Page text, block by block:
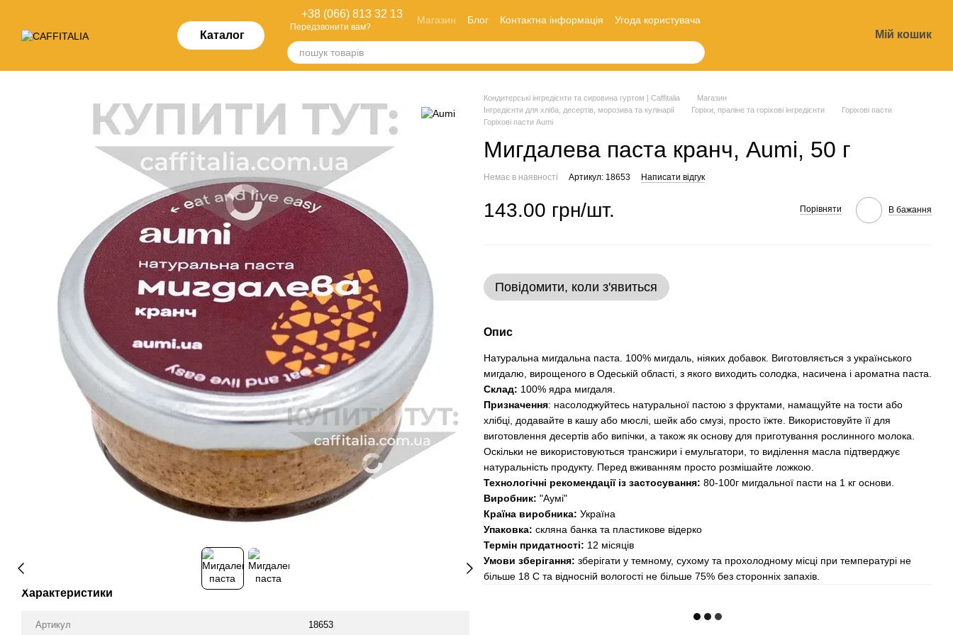
Каталог
+38 (066) 813 32 13
Передзвонити вам?
Магазин Блог Контактна інформація
Угода користувача
Мій кошик
Характеристики
Артикул 18653
Кондитерські інгредієнти та сировина гуртом | Caffitalia
Магазин
Інгредієнти для хліба, десертів, морозива та кулінарії
Горіхи, праліне та горіхові інгредієнти
Горіхові пасти
Горіхові пасти Aumi
Мигдалева паста кранч, Aumi, 50 г
Немає в наявності Артикул: 18653 Написати відгук
143.00 грн/шт. Порівняти В бажання
Повідомити, коли з'явиться
Опис
Натуральна мигдальна паста. 100% мигдаль, ніяких добавок. Виготовляється з українського
мигдалю, вирощеного в Одеській області, з якого виходить солодка, насичена і ароматна паста.
Склад: 100% ядра мигдаля.
Призначення: насолоджуйтесь натуральної пастою з фруктами, намащуйте на тости або
хлібці, додавайте в кашу або мюслі, шейк або смузі, просто їжте. Використовуйте її для
виготовлення десертів або випічки, а також як основу для приготування рослинного молока.
Оскільки не використовуються трансжири і емульгатори, то виділення масла підтверджує
натуральність продукту. Перед вживанням просто розмішайте ложкою.
Технологічні рекомендації із застосування: 80-100г мигдальної пасти на 1 кг основи.
Виробник: "Аумі"
Країна виробника: Україна
Упаковка: скляна банка та пластикове відерко
Термін придатності: 12 місяців
Умови зберігання: зберігати у темному, сухому та прохолодному місці при температурі не
більше 18 C та відносній вологості не більше 75% без сторонніх запахів.